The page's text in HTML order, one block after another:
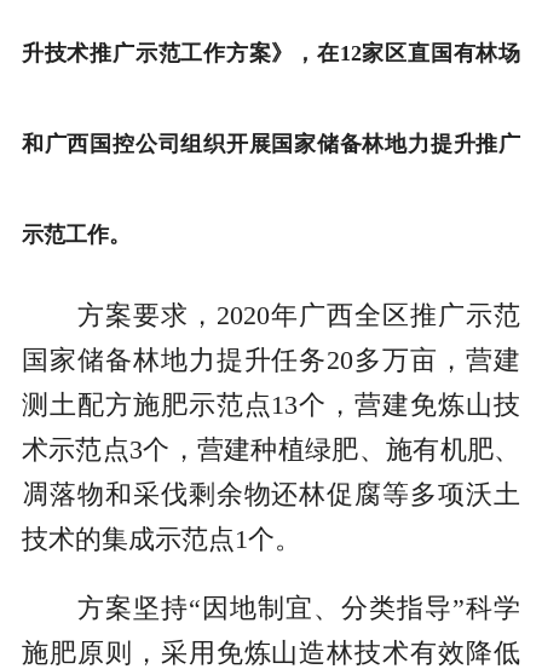
升技术推广示范工作方案》，在12家区直国有林场
和广西国控公司组织开展国家储备林地力提升推广
示范工作。
方案要求，2020年广西全区推广示范
国家储备林地力提升任务20多万亩，营建
测土配方施肥示范点13个，营建免炼山技
术示范点3个，营建种植绿肥、施有机肥、
凋落物和采伐剩余物还林促腐等多项沃土
技术的集成示范点1个。
方案坚持“因地制宜、分类指导”科学
施肥原则，采用免炼山造林技术有效降低